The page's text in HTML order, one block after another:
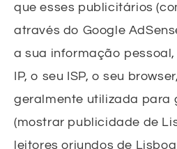
que esses publicitários
através do Google
a sua informação
IP, o seu ISP, o seu
geralmente utilizada para
(mostrar publicidade de
leitores oriundos de Lisboa